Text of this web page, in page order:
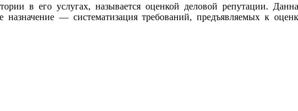
в его услугах, называется оценкой деловой репутации.
— систематизация требований, предъявляемых к